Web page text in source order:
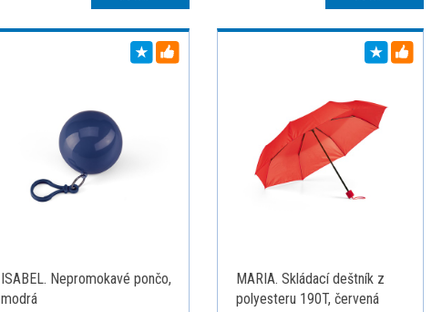
ISABEL. Nepromokavé pončo,
modrá
MARIA. Skládací deštník z
polyesteru 190T, červená